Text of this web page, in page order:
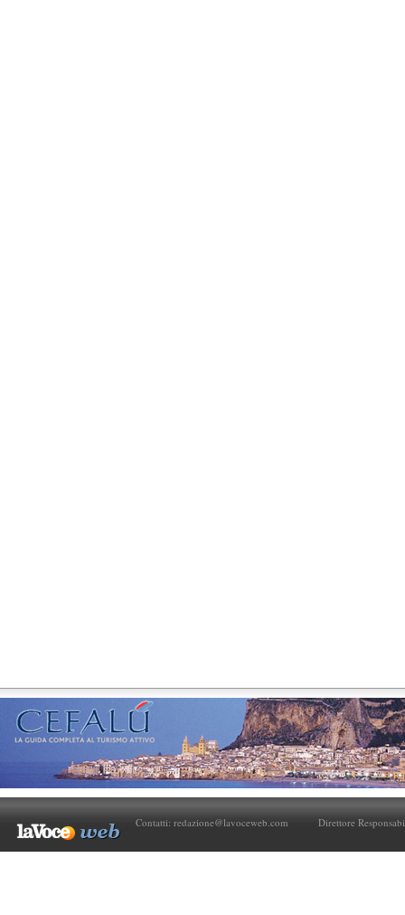
Contatti: redazione@lavoceweb.com Direttore